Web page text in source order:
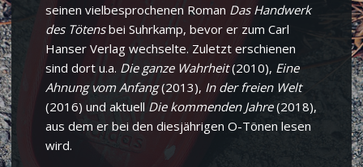
seinen vielbesprochenen Roman Das Handwerk
des Tötensbei Suhrkamp, bevor er zum Carl
Hanser Verlag wechselte. Zuletzt erschienen
sind dort u.a. Die ganze Wahrheit(2010), Eine
Ahnung vom Anfang(2013), In der freien Welt
(2016) und aktuell Die kommenden Jahre(2018),
aus dem er bei den diesjährigen O-Tönen lesen
wird.